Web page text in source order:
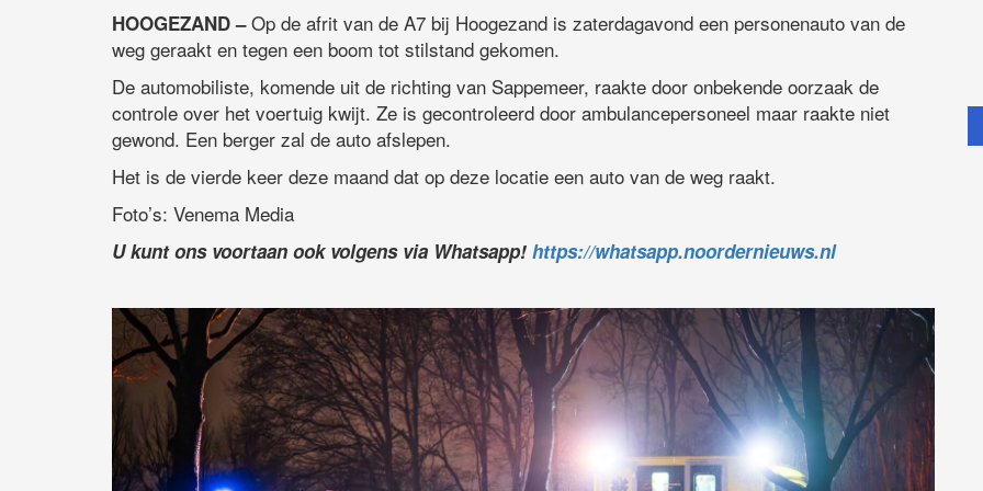
HOOGEZAND –Op de afrit van de A7 bij Hoogezand is zaterdagavond een personenauto van de
weg geraakt en tegen een boom tot stilstand gekomen.
De automobiliste, komende uit de richting van Sappemeer, raakte door onbekende oorzaak de
controle over het voertuig kwijt. Ze is gecontroleerd door ambulancepersoneel maar raakte niet
gewond. Een berger zal de auto afslepen.
Het is de vierde keer deze maand dat op deze locatie een auto van de weg raakt.
Foto’s: Venema Media
U kunt ons voortaan ook volgens via Whatsapp! https://whatsapp.noordernieuws.nl